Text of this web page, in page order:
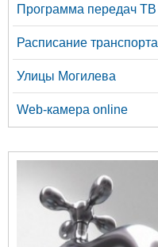
Программа передач ТВ
Расписание транспорта
Улицы Могилева
Web-камера online